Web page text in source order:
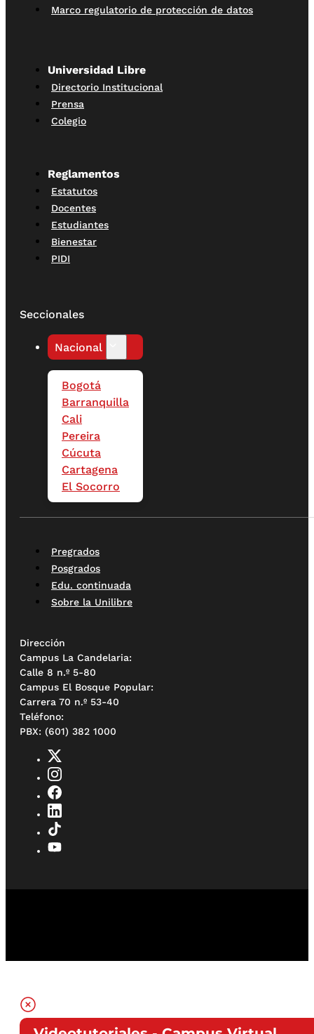
Marco regulatorio de protección de datos
Universidad Libre
Directorio Institucional
Prensa
Colegio
Reglamentos
Estatutos
Docentes
Estudiantes
Bienestar
PIDI
Seccionales
Nacional
Bogotá
Barranquilla
Cali
Pereira
Cúcuta
Cartagena
El Socorro
Pregrados
Posgrados
Edu. continuada
Sobre la Unilibre
Dirección
Campus La Candelaria:
Calle 8 n.º 5-80
Campus El Bosque Popular:
Carrera 70 n.º 53-40
Teléfono:
PBX: (601) 382 1000